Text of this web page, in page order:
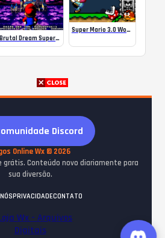
Brutal Dream Super Mario World (夢鬼畜王マリオ)
Super Mario 3.0 World v1.5
Discord
Online Wx © 2026
grátis. Conteúdo novo diariamente para
sua diversão.
PRIVACIDADECONTATO